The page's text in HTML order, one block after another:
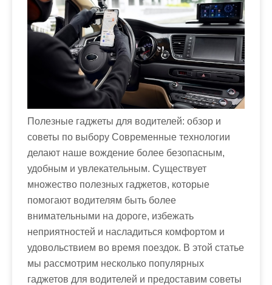
Полезные гаджеты для водителей: обзор и
советы по выбору Современные технологии
делают наше вождение более безопасным,
удобным и увлекательным. Существует
множество полезных гаджетов, которые
помогают водителям быть более
внимательными на дороге, избежать
неприятностей и насладиться комфортом и
удовольствием во время поездок. В этой статье
мы рассмотрим несколько популярных
гаджетов для водителей и предоставим советы